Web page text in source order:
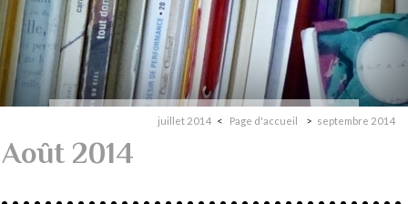
juillet 2014 Page d'accueil septembre 2014
Août 2014